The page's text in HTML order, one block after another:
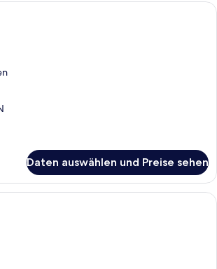
Ein kleines Schlafzimmer mit
Daten auswählen und Preise sehen
Ein gemütliches Schlafzimmer mit